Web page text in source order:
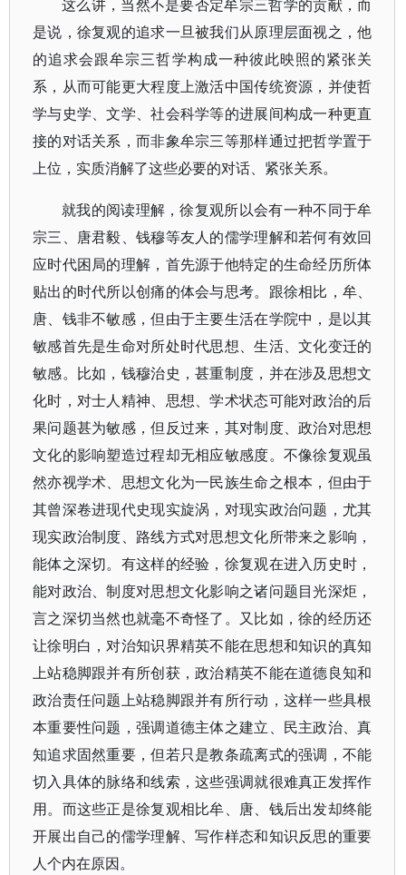
这么讲，当然不是要否定牟宗三哲学的贡献，而
是说，徐复观的追求一旦被我们从原理层面视之，他
的追求会跟牟宗三哲学构成一种彼此映照的紧张关
系，从而可能更大程度上激活中国传统资源，并使哲
学与史学、文学、社会科学等的进展间构成一种更直
接的对话关系，而非象牟宗三等那样通过把哲学置于
上位，实质消解了这些必要的对话、紧张关系。
就我的阅读理解，徐复观所以会有一种不同于牟
宗三、唐君毅、钱穆等友人的儒学理解和若何有效回
应时代困局的理解，首先源于他特定的生命经历所体
贴出的时代所以创痛的体会与思考。跟徐相比，牟、
唐、钱非不敏感，但由于主要生活在学院中，是以其
敏感首先是生命对所处时代思想、生活、文化变迁的
敏感。比如，钱穆治史，甚重制度，并在涉及思想文
化时，对士人精神、思想、学术状态可能对政治的后
果问题甚为敏感，但反过来，其对制度、政治对思想
文化的影响塑造过程却无相应敏感度。不像徐复观虽
然亦视学术、思想文化为一民族生命之根本，但由于
其曾深卷进现代史现实旋涡，对现实政治问题，尤其
现实政治制度、路线方式对思想文化所带来之影响，
能体之深切。有这样的经验，徐复观在进入历史时，
能对政治、制度对思想文化影响之诸问题目光深炬，
言之深切当然也就毫不奇怪了。又比如，徐的经历还
让徐明白，对治知识界精英不能在思想和知识的真知
上站稳脚跟并有所创获，政治精英不能在道德良知和
政治责任问题上站稳脚跟并有所行动，这样一些具根
本重要性问题，强调道德主体之建立、民主政治、真
知追求固然重要，但若只是教条疏离式的强调，不能
切入具体的脉络和线索，这些强调就很难真正发挥作
用。而这些正是徐复观相比牟、唐、钱后出发却终能
开展出自己的儒学理解、写作样态和知识反思的重要
人个内在原因。